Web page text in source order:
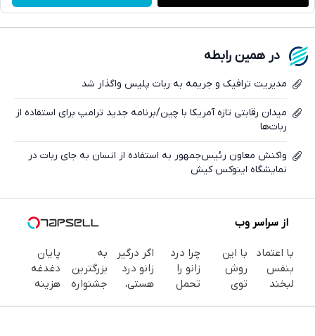
واتساپ
در همین رابطه
مدیریت ترافیک و جریمه به ربات پلیس واگذار شد
میدان رقابتی تازه‌ آمریکا با چین/برنامه جدید ترامپ برای استفاده از
ربات‌ها
واکنش معاون رئیس‌جمهور به استفاده از انسان به جای ربات در
نمایشگاه اینوکس کیش
از سراسر وب
با اعتماد
بنفس
لبخند
با این
روش
توی
چرا درد
زانو را
تحمل
اگر درگیر
زانو درد
هستی،
به
بزرگترین
جشنواره
پایان
دغدغه
هزینه